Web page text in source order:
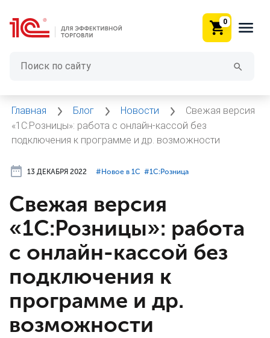
0
Главная Блог Новости
Свежая версия
«1С:Розницы»: работа с онлайн-кассой без
подключения к программе и др. возможности
13 ДЕКАБРЯ 2022 #⁣Новое в 1С #⁣1С:Розница
Свежая версия
«1С:Розницы»: работа
с онлайн-кассой без
подключения к
программе и др.
возможности